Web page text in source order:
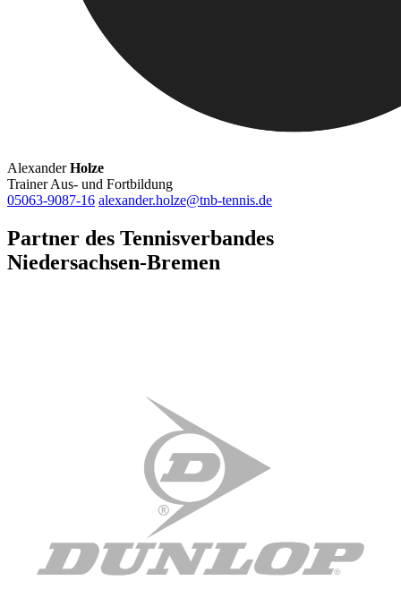
AlexanderHolze
Trainer Aus- und Fortbildung
05063-9087-16 alexander.holze@tnb-tennis.de
Partner des Tennisverbandes
Niedersachsen-Bremen